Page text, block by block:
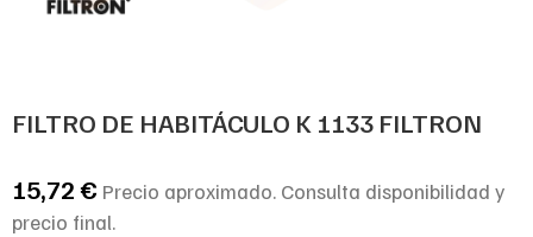
FILTRO DE HABITÁCULO K 1133 FILTRON
15,72€ Precio aproximado. Consulta disponibilidad y
precio final.